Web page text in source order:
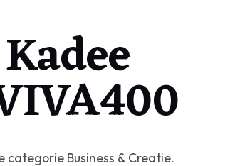
Business & Creatie.